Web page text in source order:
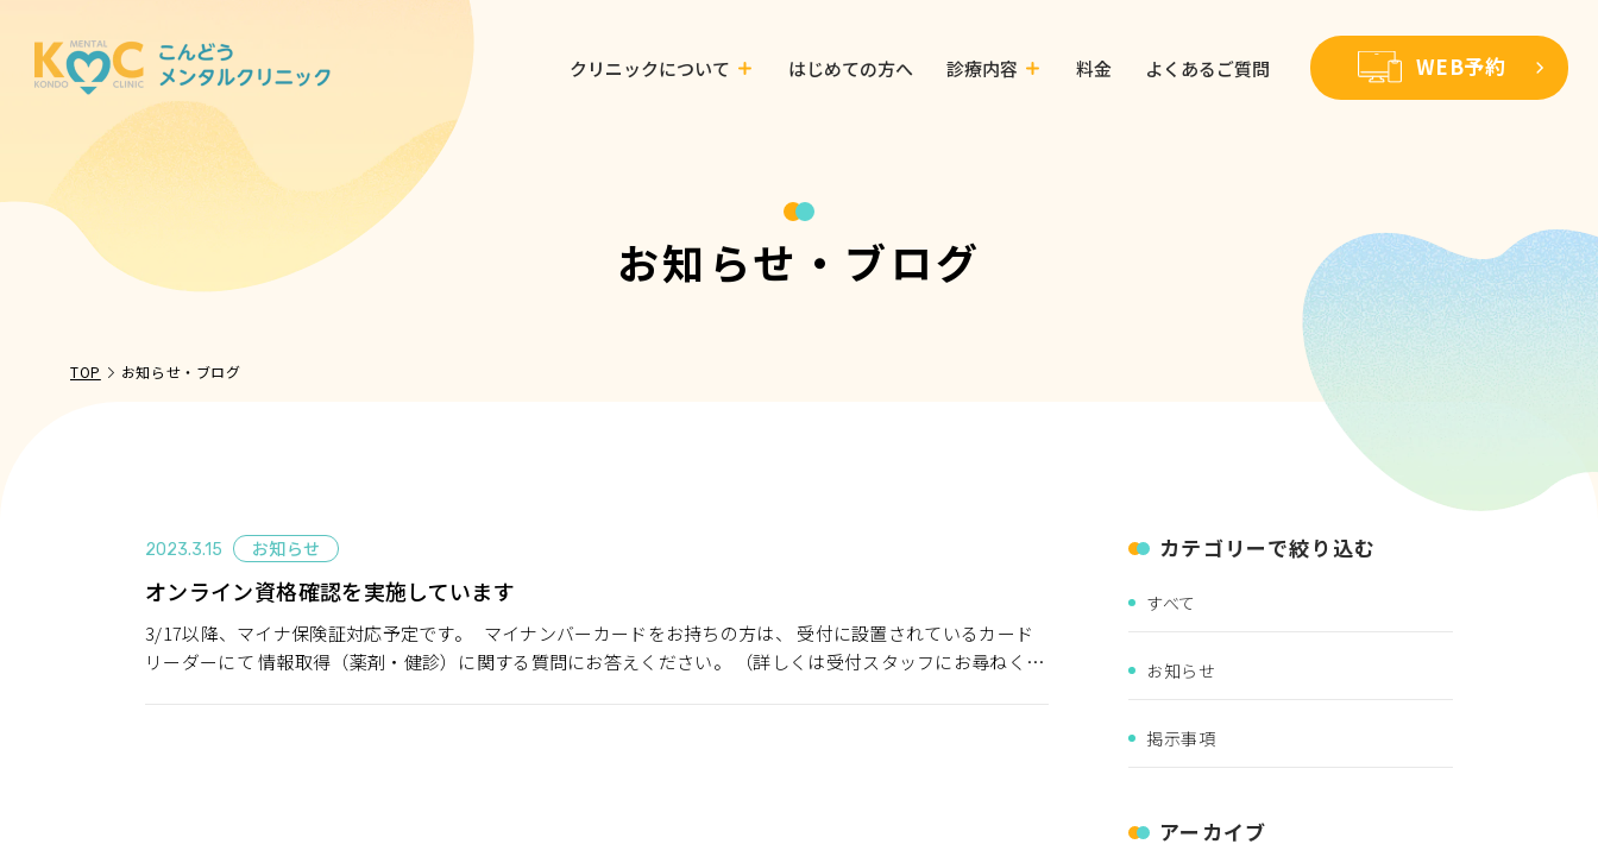
クリニックについて はじめての方へ 診療内容 料金 よくあるご質問 WEB予約
お知らせ・ブログ
TOP お知らせ・ブログ
2023.3.15 お知らせ
オンライン資格確認を実施しています
3/17以降、マイナ保険証対応予定です。 マイナンバーカードをお持ちの方は、 受付に設置されているカード
リーダーにて 情報取得（薬剤・健診）に関する質問にお答えください。 （詳しくは受付スタッフにお尋ねくだ
カテゴリーで絞り込む
すべて
お知らせ
掲示事項
アーカイブ